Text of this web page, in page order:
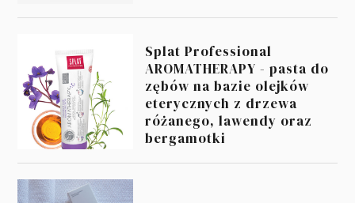
Splat Professional
AROMATHERAPY - pasta do
zębów na bazie olejków
eterycznych z drzewa
różanego, lawendy oraz
bergamotki